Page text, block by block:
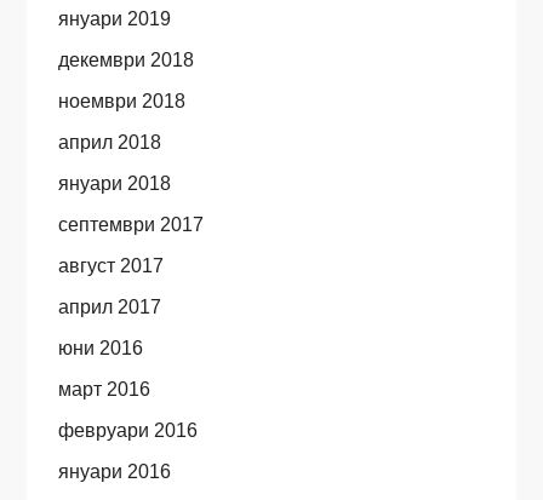
януари 2019
декември 2018
ноември 2018
април 2018
януари 2018
септември 2017
август 2017
април 2017
юни 2016
март 2016
февруари 2016
януари 2016